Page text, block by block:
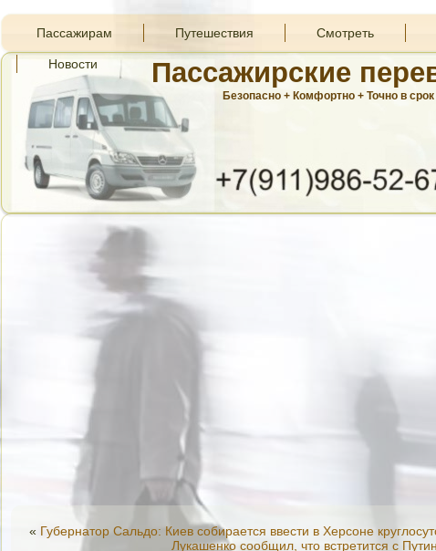
Пассажирам Путешествия Смотреть
Новости Пассажирские
Безопасно + Комфортно + Точно в срок
« Губернатор Сальдо: Киев собирается ввести в Херсоне
Лукашенко сообщил, что встретится с